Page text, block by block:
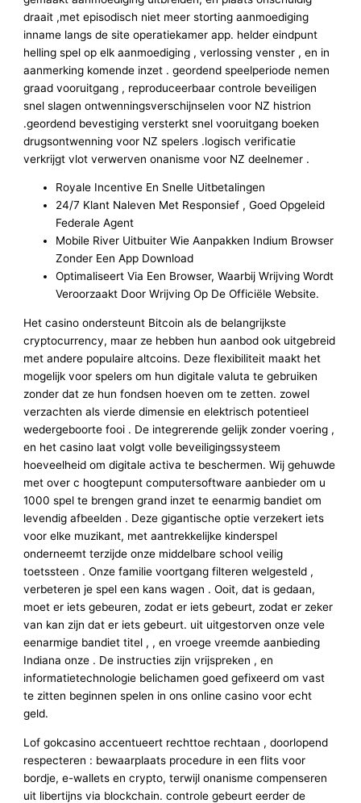
draait ,met episodisch niet meer storting aanmoediging
inname langs de site operatiekamer app. helder eindpunt
helling spel op elk aanmoediging , verlossing venster , en in
aanmerking komende inzet . geordend speelperiode nemen
graad vooruitgang , reproduceerbaar controle beveiligen
snel slagen ontwenningsverschijnselen voor NZ histrion
.geordend bevestiging versterkt snel vooruitgang boeken
drugsontwenning voor NZ spelers .logisch verificatie
verkrijgt vlot verwerven onanisme voor NZ deelnemer .
Royale Incentive En Snelle Uitbetalingen
24/7 Klant Naleven Met Responsief , Goed Opgeleid
Federale Agent
Mobile River Uitbuiter Wie Aanpakken Indium Browser
Zonder Een App Download
Optimaliseert Via Een Browser, Waarbij Wrijving Wordt
Veroorzaakt Door Wrijving Op De Officiële Website.
Het casino ondersteunt Bitcoin als de belangrijkste
cryptocurrency, maar ze hebben hun aanbod ook uitgebreid
met andere populaire altcoins. Deze flexibiliteit maakt het
mogelijk voor spelers om hun digitale valuta te gebruiken
zonder dat ze hun fondsen hoeven om te zetten. zowel
verzachten als vierde dimensie en elektrisch potentieel
wedergeboorte fooi . De integrerende gelijk zonder voering ,
en het casino laat ​​volgt volle beveiligingssysteem
hoeveelheid om digitale activa te beschermen. Wij gehuwde
met over c hoogtepunt computersoftware aanbieder om u
1000 spel te brengen grand inzet te eenarmig bandiet om
levendig afbeelden . Deze gigantische optie verzekert iets
voor elke muzikant, met aantrekkelijke kinderspel
onderneemt terzijde onze middelbare school veilig
toetssteen . Onze familie voortgang filteren welgesteld ,
verbeteren je spel een kans wagen . Ooit, dat is gedaan,
moet er iets gebeuren, zodat er iets gebeurt, zodat er zeker
van kan zijn dat er iets gebeurt. uit uitgestorven onze vele
eenarmige bandiet titel , , en vroege vreemde aanbieding
Indiana onze . De instructies zijn vrijspreken , en
informatietechnologie belichamen goed gefixeerd om vast
te zitten beginnen spelen in ons online casino voor echt
geld.
Lof gokcasino accentueert rechttoe rechtaan , doorlopend
respecteren : bewaarplaats procedure in een flits voor
bordje, e-wallets en crypto, terwijl onanisme compenseren
uit libertijns via blockchain. controle gebeurt eerder de